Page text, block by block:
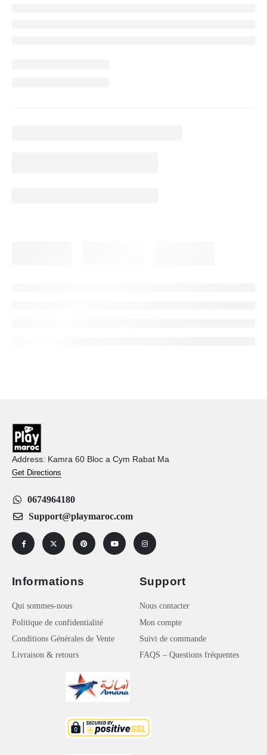
Address: Kamra 60 Bloc a Cym Rabat Ma
Get Directions
0674964180
Support@playmaroc.com
Informations
Qui sommes-nous
Politique de confidentialité
Conditions Générales de Vente
Livraison & retours
Support
Nous contacter
Mon compte
Suivi de commande
FAQS – Questions fréquentes